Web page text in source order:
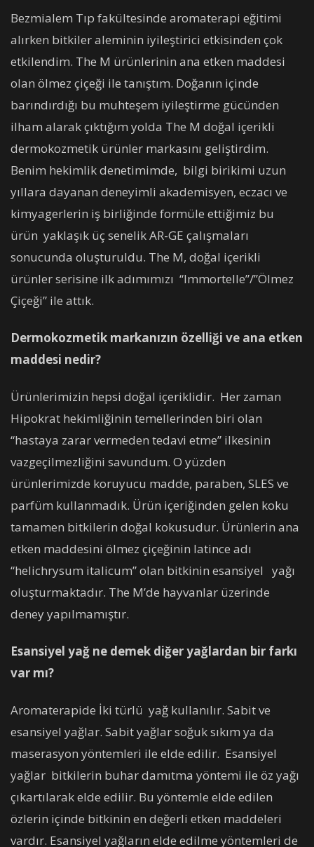
Bezmialem Tıp fakültesinde aromaterapi eğitimi
alırken bitkiler aleminin iyileştirici etkisinden çok
etkilendim. The M ürünlerinin ana etken maddesi
olan ölmez çiçeği ile tanıştım. Doğanın içinde
barındırdığı bu muhteşem iyileştirme gücünden
ilham alarak çıktığım yolda The M doğal içerikli
dermokozmetik ürünler markasını geliştirdim.
Benim hekimlik denetimimde, bilgi birikimi uzun
yıllara dayanan deneyimli akademisyen, eczacı ve
kimyagerlerin iş birliğinde formüle ettiğimiz bu
ürün yaklaşık üç senelik AR-GE çalışmaları
sonucunda oluşturuldu. The M, doğal içerikli
ürünler serisine ilk adımımızı “Immortelle”/”Ölmez
Çiçeği” ile attık.
Dermokozmetik markanızın özelliği ve ana etken
maddesi nedir?
Ürünlerimizin hepsi doğal içeriklidir. Her zaman
Hipokrat hekimliğinin temellerinden biri olan
“hastaya zarar vermeden tedavi etme” ilkesinin
vazgeçilmezliğini savundum. O yüzden
ürünlerimizde koruyucu madde, paraben, SLES ve
parfüm kullanmadık. Ürün içeriğinden gelen koku
tamamen bitkilerin doğal kokusudur. Ürünlerin ana
etken maddesini ölmez çiçeğinin latince adı
“helichrysum italicum” olan bitkinin esansiyel yağı
oluşturmaktadır. The M’de hayvanlar üzerinde
deney yapılmamıştır.
Esansiyel yağ ne demek diğer yağlardan bir farkı
var mı?
Aromaterapide İki türlü yağ kullanılır. Sabit ve
esansiyel yağlar. Sabit yağlar soğuk sıkım ya da
maserasyon yöntemleri ile elde edilir. Esansiyel
yağlar bitkilerin buhar damıtma yöntemi ile öz yağı
çıkartılarak elde edilir. Bu yöntemle elde edilen
özlerin içinde bitkinin en değerli etken maddeleri
vardır. Esansiyel yağların elde edilme yöntemleri de